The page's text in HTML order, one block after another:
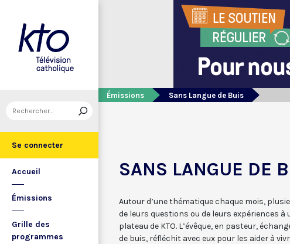
Se connecter
Accueil
Émissions
Grille des
programmes
Émissions Sans Langue de Buis
SANS LANGUE DE
Autour d’une thématique chaque mois,
de leurs questions ou de leurs expériences à
plateau de KTO. L’évêque, en pasteur,
de buis, réfléchit avec eux pour les aider à